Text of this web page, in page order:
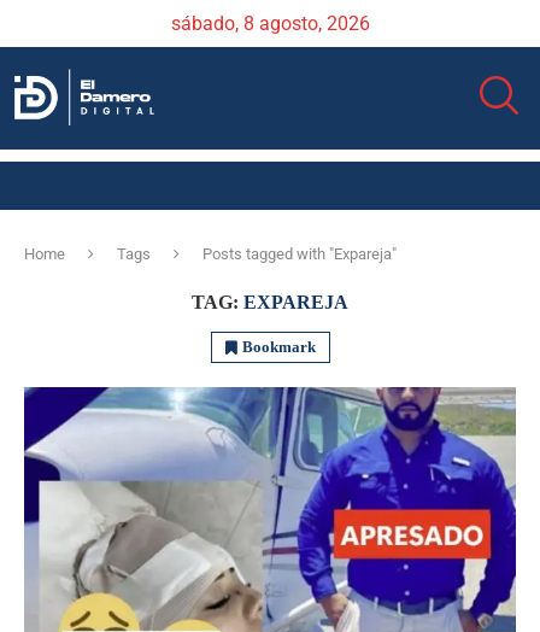
sábado, 8 agosto, 2026
Home Tags Posts tagged with "Expareja"
TAG: EXPAREJA
Bookmark